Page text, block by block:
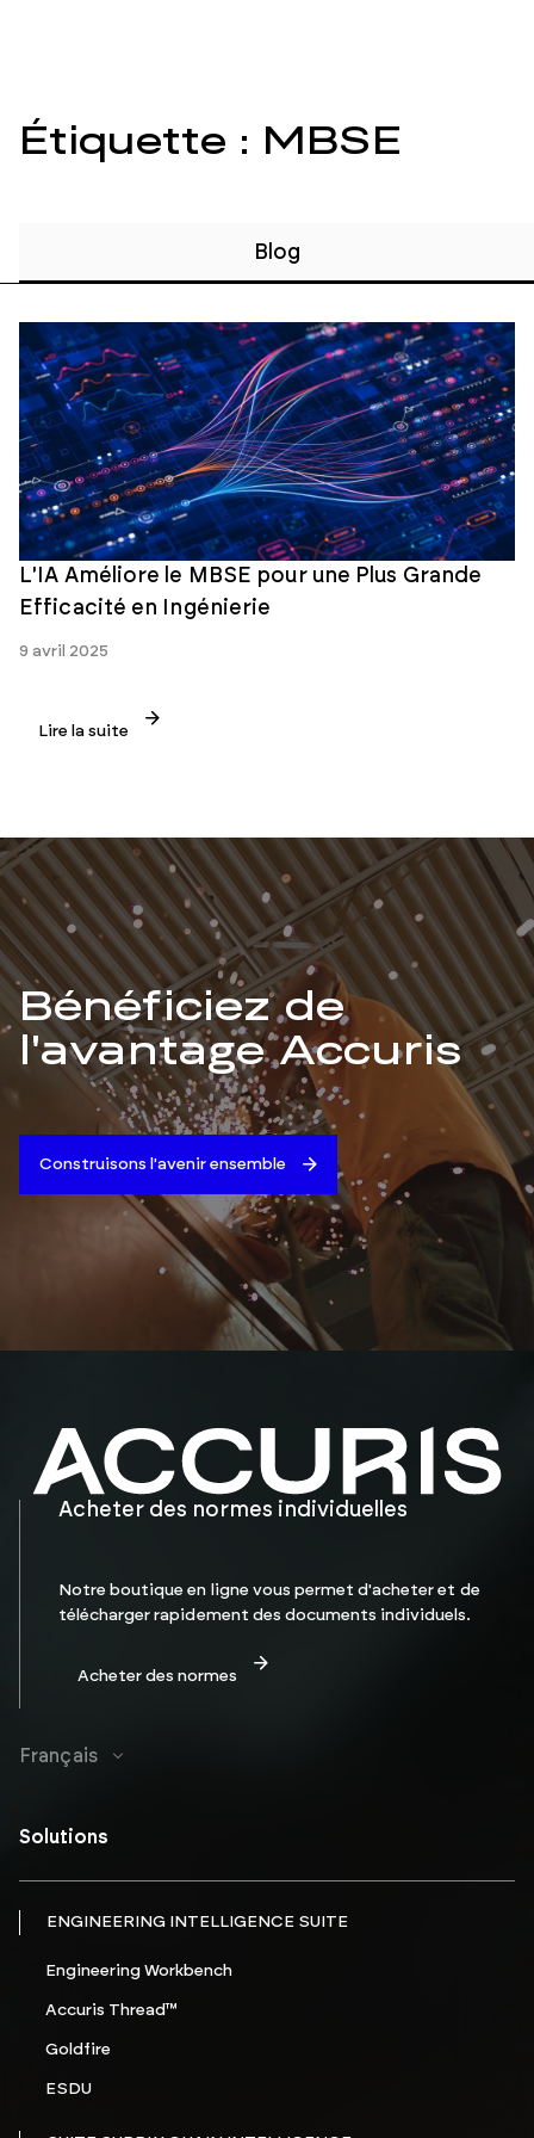
Étiquette : MBSE
Blog
L'IA Améliore le MBSE pour une Plus Grande
Efficacité en Ingénierie
9 avril 2025
Lire la suite
Bénéficiez de
l'avantage Accuris
Construisons l'avenir ensemble
Acheter des normes individuelles
Notre boutique en ligne vous permet d'acheter et de
télécharger rapidement des documents individuels.
Acheter des normes
Français
Solutions
ENGINEERING INTELLIGENCE SUITE
Engineering Workbench
Accuris Thread™
Goldfire
ESDU